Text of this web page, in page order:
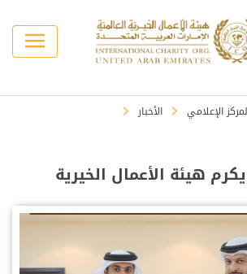
الإعلامي الأخبار
هيئة الأعمال الخيرية